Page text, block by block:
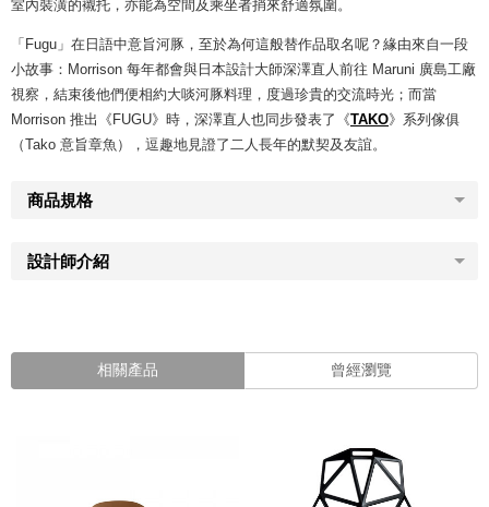
室內裝潢的襯托，亦能為空間及乘坐者捎來舒適氛圍。
「Fugu」在日語中意旨河豚，至於為何這般替作品取名呢？緣由來自一段
小故事：Morrison 每年都會與日本設計大師深澤直人前往 Maruni 廣島工廠
視察，結束後他們便相約大啖河豚料理，度過珍貴的交流時光；而當
Morrison 推出《FUGU》時，深澤直人也同步發表了《TAKO》系列傢俱
（Tako 意旨章魚），逗趣地見證了二人長年的默契及友誼。
商品規格
設計師介紹
相關產品 曾經瀏覽